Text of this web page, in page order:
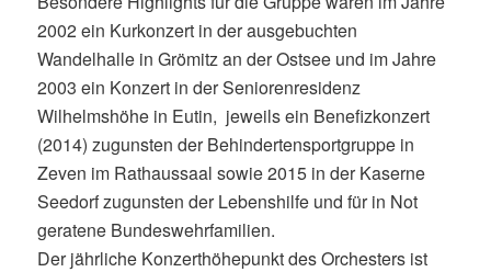
2002 ein Kurkonzert in der ausgebuchten
Wandelhalle in Grömitz an der Ostsee und im Jahre
2003 ein Konzert in der Seniorenresidenz
Wilhelmshöhe in Eutin, jeweils ein Benefizkonzert
(2014) zugunsten der Behindertensportgruppe in
Zeven im Rathaussaal sowie 2015 in der Kaserne
Seedorf zugunsten der Lebenshilfe und für in Not
geratene Bundeswehrfamilien.
Der jährliche Konzerthöhepunkt des Orchesters ist